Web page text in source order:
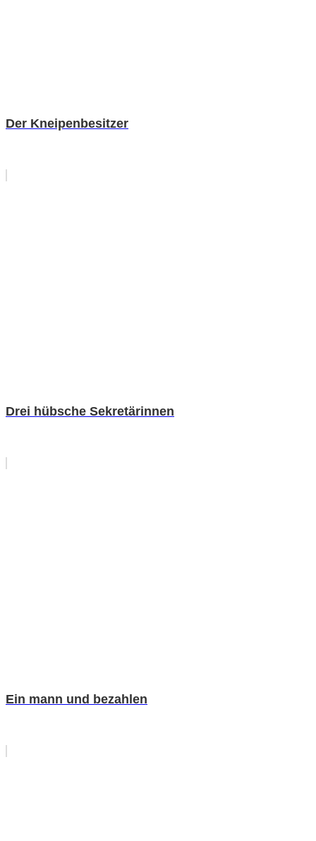
Der Kneipenbesitzer
Drei hübsche Sekretärinnen
Ein mann und bezahlen